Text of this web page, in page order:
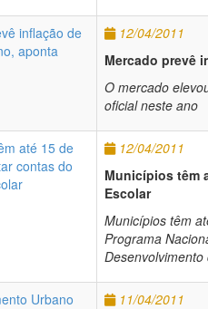
12/04/2011
Mercado prevê
O mercado
oficial neste ano
12/04/2011
Municípios têm
Escolar
Municípios têm
Programa
11/04/2011